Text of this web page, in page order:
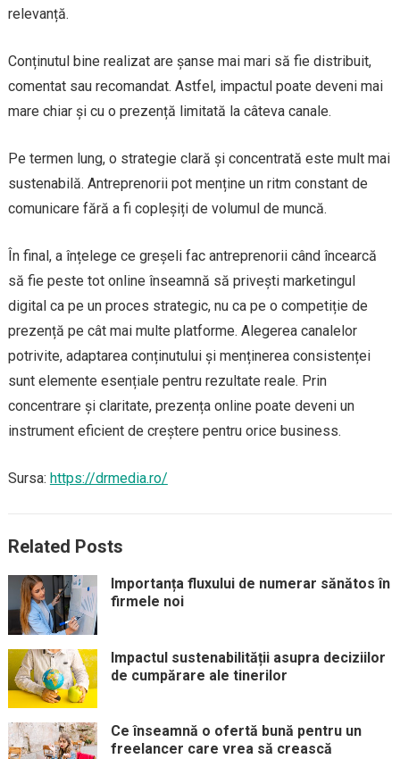
relevanță.
Conținutul bine realizat are șanse mai mari să fie distribuit,
comentat sau recomandat. Astfel, impactul poate deveni mai
mare chiar și cu o prezență limitată la câteva canale.
Pe termen lung, o strategie clară și concentrată este mult mai
sustenabilă. Antreprenorii pot menține un ritm constant de
comunicare fără a fi copleșiți de volumul de muncă.
În final, a înțelege ce greșeli fac antreprenorii când încearcă
să fie peste tot online înseamnă să privești marketingul
digital ca pe un proces strategic, nu ca pe o competiție de
prezență pe cât mai multe platforme. Alegerea canalelor
potrivite, adaptarea conținutului și menținerea consistenței
sunt elemente esențiale pentru rezultate reale. Prin
concentrare și claritate, prezența online poate deveni un
instrument eficient de creștere pentru orice business.
Sursa: https://drmedia.ro/
Related Posts
Importanța fluxului de numerar sănătos în
firmele noi
Impactul sustenabilității asupra deciziilor
de cumpărare ale tinerilor
Ce înseamnă o ofertă bună pentru un
freelancer care vrea să crească